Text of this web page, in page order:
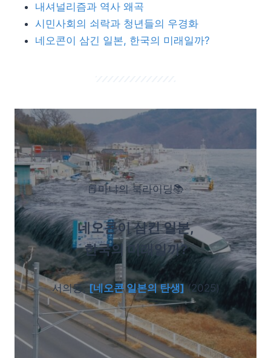
내셔널리즘과 역사 왜곡
시민사회의 쇠락과 청년들의 우경화
네오콘이 삼긴 일본, 한국의 미래일까?
📕마냐의 북라이딩📚
네오콘이 삼킨 일본,
한국의 미래일까?
서의동,[네오콘 일본의 탄생](2025)